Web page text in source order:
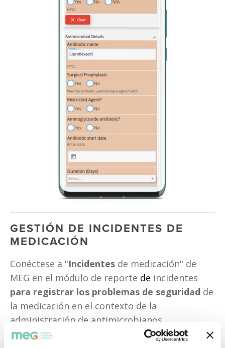
GESTIÓN DE INCIDENTES DE
MEDICACIÓN
Conéctese a "Incidentes de medicación" de
MEG en el módulo de reporte de incidentes
para registrar los problemas de seguridad de
la medicación en el contexto de la
administración de antimicrobianos.
Combata la falta de notificación, ofrezca a